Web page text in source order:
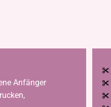
Anfänger